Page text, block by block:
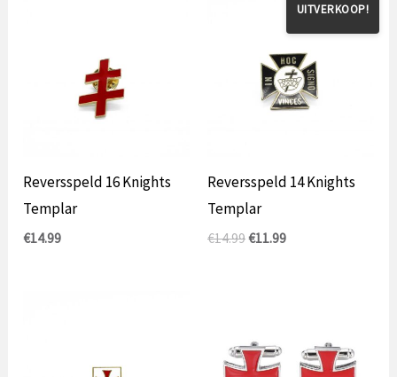
Reversspeld 16 Knights
Templar
€14.99
UITVERKOOP!
Reversspeld 14 Knights
Templar
€14.99Oorspronkelijke
€11.99Huidige